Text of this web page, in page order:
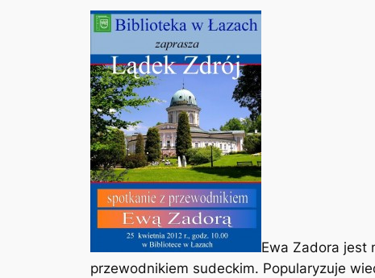
Ewa Zadora jest
przewodnikiem sudeckim. Popularyzuje